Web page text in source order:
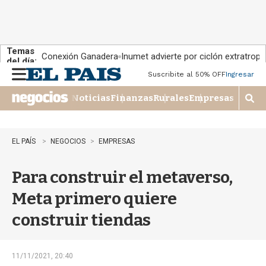
Temas
del día: Conexión Ganadera Inumet advierte por ciclón
n
u
Suscribite al 50% OFFIngresar
NoticiasFinanzasRuralesEmpresas
M
o
EL PAÍS NEGOCIOS EMPRESAS
Para construir el metaverso,
Meta primero quiere
construir tiendas
11/11/2021, 20:40